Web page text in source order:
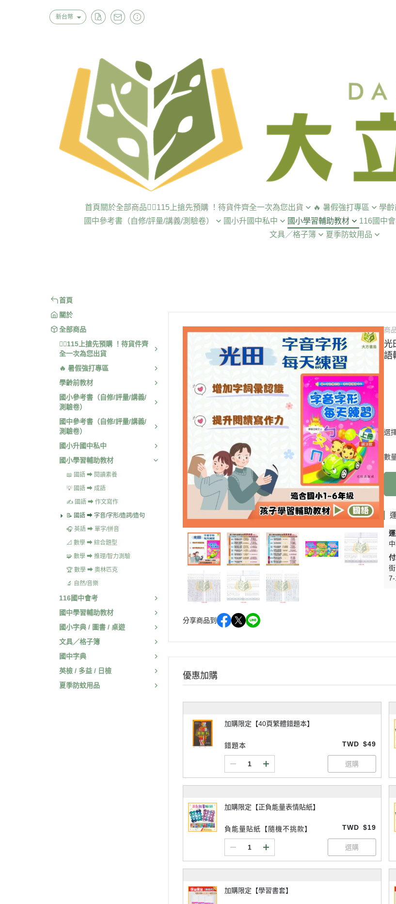
新台幣
首頁 關於全部商品❤️‍🔥115上搶先預購 ！待貨件齊全一次為您出貨 🔥 暑假強打專區
👶 升小一銜接教材
學
📝 注音／國語
國中參考書（自修/評量/講義/測驗卷） 國小升國中私中 國小學習輔助教材
🧩 數學 ➡ 推理/智力測驗
🏆 數學 ➡ 奧林匹克
🔬 自然/音樂
116國中
文具／格子簿 夏季防蚊用品
首頁
關於
全部商品
❤️‍🔥115上搶先預購 ！待貨件齊
全一次為您出貨
🔥 暑假強打專區
學齡前教材
國小參考書（自修/評量/講義/
測驗卷）
國中參考書（自修/評量/講義/
測驗卷）
國小升國中私中
國小學習輔助教材
📖 國語 ➡ 閱讀素養
💡 國語 ➡ 成語
✍️ 國語 ➡ 作文寫作
📝 國語 ➡ 字音/字形/造詞/造句
🎧 英語 ➡ 單字/拼音
📐 數學 ➡ 綜合題型
🧩 數學 ➡ 推理/智力測驗
🏆 數學 ➡ 奧林匹克
🔬 自然/音樂
116國中會考
國中學習輔助教材
國小字典 / 圖書 / 桌遊
文具／格子簿
國中字典
英檢 / 多益 / 日檢
夏季防蚊用品
分享商品到
商
光
語
選
數
優惠加購
加購限定【40頁繁體錯題本】
錯題本 TWD $49
加購限定【正負能量表情貼紙】
負能量貼紙【隨機不挑款】 TWD $19
加購限定【學習書套】